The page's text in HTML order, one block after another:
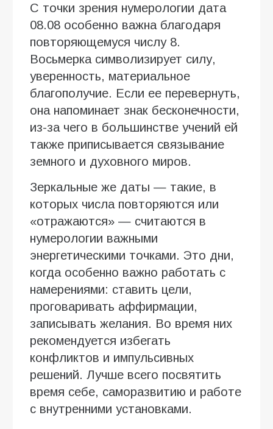
С точки зрения нумерологии дата
08.08 особенно важна благодаря
повторяющемуся числу 8.
Восьмерка символизирует силу,
уверенность, материальное
благополучие. Если ее перевернуть,
она напоминает знак бесконечности,
из-за чего в большинстве учений ей
также приписывается связывание
земного и духовного миров.
Зеркальные же даты — такие, в
которых числа повторяются или
«отражаются» — считаются в
нумерологии важными
энергетическими точками. Это дни,
когда особенно важно работать с
намерениями: ставить цели,
проговаривать аффирмации,
записывать желания. Во время них
рекомендуется избегать
конфликтов и импульсивных
решений. Лучше всего посвятить
время себе, саморазвитию и работе
с внутренними установками.